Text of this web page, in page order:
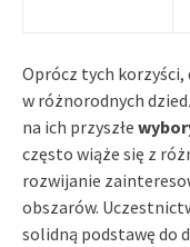
Oprócz tych korzyści,
w różnorodnych
na ich przyszłe
często wiąże się z
rozwijanie
obszarów.
solidną podstawę do